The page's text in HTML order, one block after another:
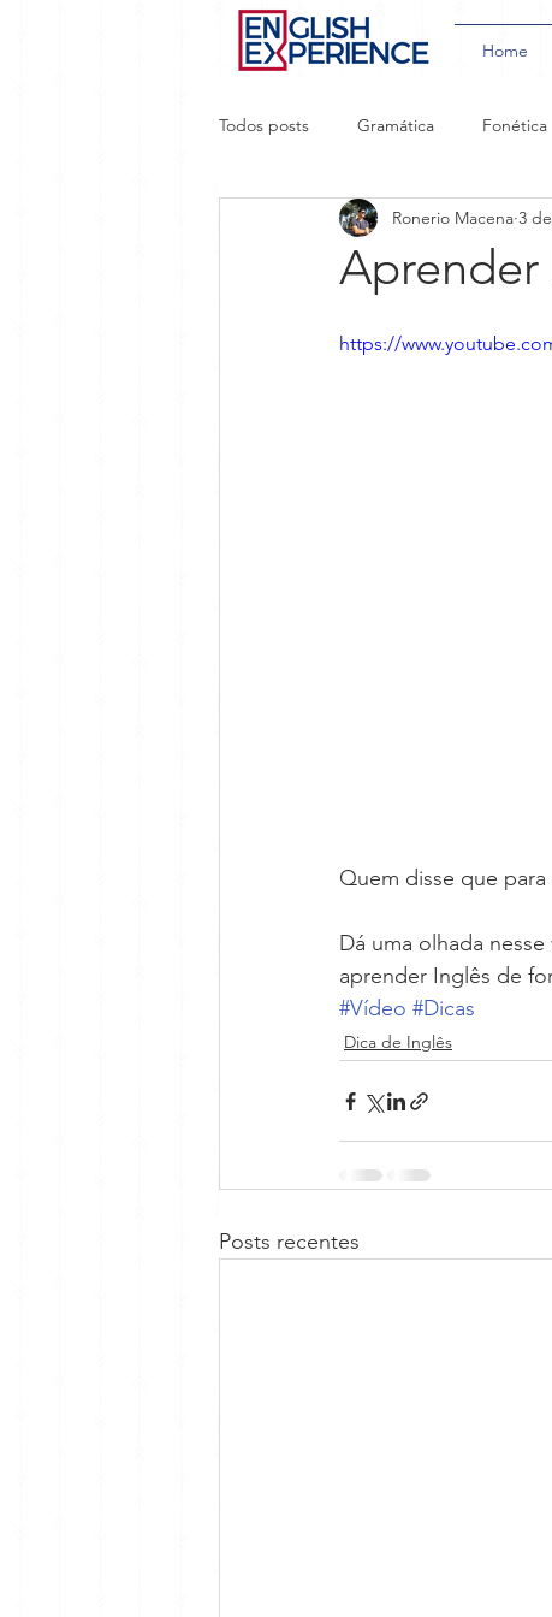
Home
Todos posts Gramática Fonética
Aprendizado Acelerado Gírias
Aprender
Ronerio Macena 3
https://
Quem disse que
Dá uma olhada
aprender Inglês de
#Vídeo #Dicas
Dica de Inglês
Posts recentes